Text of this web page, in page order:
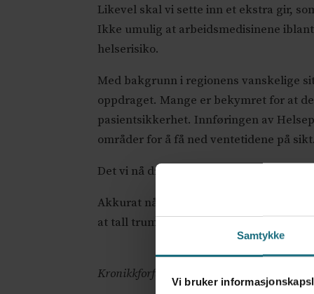
Samtykke
Vi bruker
Likevel skal vi sette inn et ekstra gir,
Ikke umulig at arbeidsmedisinene
helserisiko.
Med bakgrunn i regionens vanskelige
oppdraget. Mange er bekymret for at
pasientsikkerhet. Innføringen av
områder for å få ned ventetidene på sikt.
Det vi nå driver med er skippertak uten
Akkurat nå kunne Vestre trenge en
at tall trumfer kvalitet og ansatte blir
Kronikkforfatteren er tillitsvalgt og sitter i